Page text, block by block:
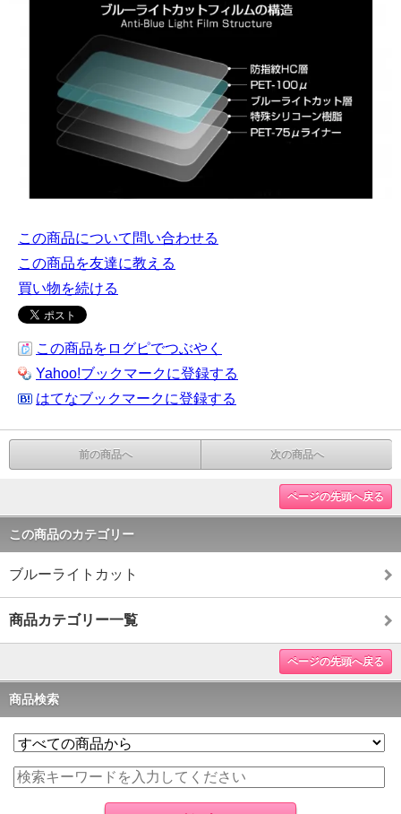
この商品について問い合わせる
この商品を友達に教える
買い物を続ける
この商品をログピでつぶやく
Yahoo!ブックマークに登録する
はてなブックマークに登録する
前の商品へ 次の商品へ
ページの先頭へ戻る
この商品のカテゴリー
ブルーライトカット
商品カテゴリー一覧
ページの先頭へ戻る
商品検索